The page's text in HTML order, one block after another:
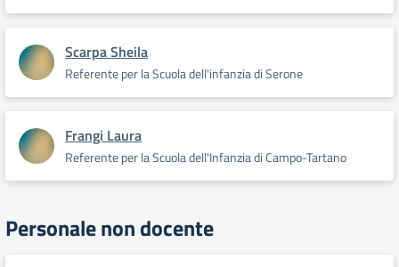
Scarpa Sheila
Referente per la Scuola dell'infanzia di Serone
Frangi Laura
Referente per la Scuola dell'Infanzia di Campo-Tartano
Personale non docente